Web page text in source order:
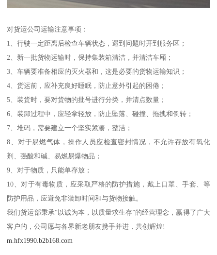
对货运公司运输注意事项：
1、行驶一定距离后检查车辆状态，遇到问题时开到服务区；
2、新一批货物运输时，保持集装箱清洁，并清洁车厢；
3、车辆要准备相应的灭火器和，这是必要的货物运输知识；
4、货运前，应补充良好睡眠，防止意外引起的困倦；
5、装货时，要对货物的批号进行分类，并清点数量；
6、装卸过程中，应轻拿轻放，防止坠落、碰撞、拖拽和倒转；
7、堆码，需要建立一个坚实紧凑，整洁；
8、对于易燃气体，操作人员应检查密封情况，不允许存放有氧化
剂、强酸和碱、易燃易爆物品；
9、对于物质，只能单存放；
10、对于有毒物质，应采取严格的防护措施，戴上口罩、手套、等
防护用品，应避免非装卸时间和与货物接触。
我们货运部秉承“以诚为本，以质量求生存”的经营理念，赢得了广大
客户的，公司愿与各界新老朋友携手并进，共创辉煌!
m.hfx1990.b2b168.com